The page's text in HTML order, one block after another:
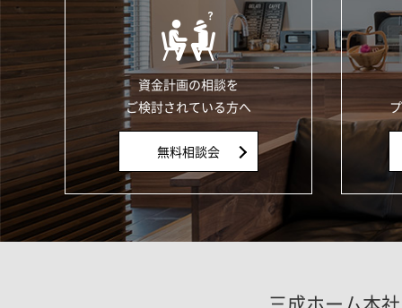
資金計画の相談を
ご検討されている方へ
無料相談会